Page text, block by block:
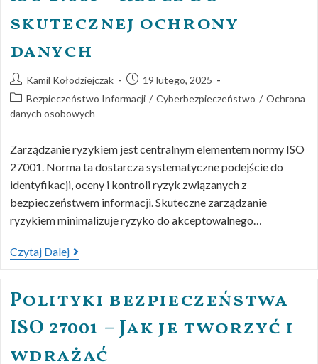
skutecznej ochrony
danych
Kamil Kołodziejczak
19 lutego, 2025
Bezpieczeństwo Informacji / Cyberbezpieczeństwo / Ochrona
danych osobowych
Zarządzanie ryzykiem jest centralnym elementem normy ISO
27001. Norma ta dostarcza systematyczne podejście do
identyfikacji, oceny i kontroli ryzyk związanych z
bezpieczeństwem informacji. Skuteczne zarządzanie
ryzykiem minimalizuje ryzyko do akceptowalnego…
Czytaj Dalej
Polityki bezpieczeństwa
ISO 27001 – Jak je tworzyć i
wdrażać